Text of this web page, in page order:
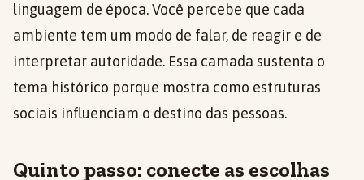
linguagem de época. Você percebe que cada
ambiente tem um modo de falar, de reagir e de
interpretar autoridade. Essa camada sustenta o
tema histórico porque mostra como estruturas
sociais influenciam o destino das pessoas.
Quinto passo: conecte as escolhas